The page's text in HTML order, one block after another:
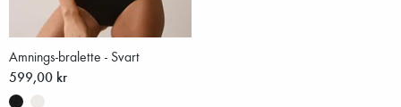
Amnings-bralette - Svart
599,00 kr